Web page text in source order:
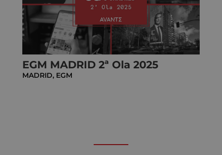
EGM MADRID 2ª Ola 2025
MADRID, EGM